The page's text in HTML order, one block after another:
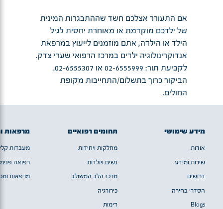
אם התעורר אצלכם חשד שההתבגרות המינית
של ילדכם מוקדמת או מאוחרת יחסית לגיל
הילד או הילדה, אתם מוזמנים לייעוץ במרפאת
אנדוקרינולוגיה ילדים במרכז הרפואי שערי צדק.
לקביעת תור: 02-6555999 או 02-6555307.
הביקור כרוך בתשלום/התחייבות מקופת
החולים.
מידע שימושי
אודות
שירות ומידע
דרושים
הסדרי בחירה
Blogs
תחומים רפואיים
מחלקות ויחידות
נשים ויולדות
מרכז הלב המשולב
כירורגיה
דימות
מרפאות
מעבדות
רפואה
מרפאות